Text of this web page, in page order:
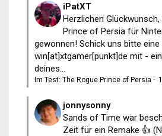
iPatXT
Herzlichen
Prince of Persia für
gewonnen! Schick uns bitte
win[at]xtgamer[punkt]de mit -
deines...
Im Test: The Rogue Prince of Persia ·
jonnysonny
Sands of Time war
Zeit für ein Remake 👍